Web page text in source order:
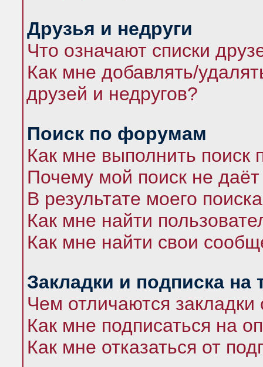
Друзья и недруги
Что означают списки
Как мне добавлять/
друзей и недругов?
Поиск по форумам
Как мне выполнить
Почему мой поиск не даёт
В результате моего
Как мне найти
Как мне найти свои
Закладки и подписка на
Чем отличаются закладки
Как мне подписаться на
Как мне отказаться от